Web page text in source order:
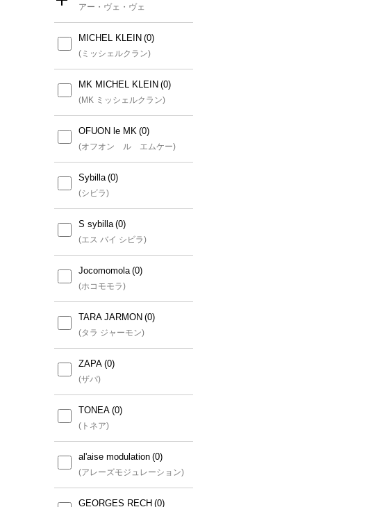
アー・ヴェ・ヴェ
すべて
a.v.v
(アー・ヴェ・ヴェ)
a.v.v MEN
(アー・ヴェ・ヴェ メン)
a.v.v KIDS
(アー・ヴェ・ヴェ キッズ)
a.v.v Elmi
(アー・ヴェ・ヴェ エルミ)
MICHEL KLEIN
(ミッシェルクラン)
MK MICHEL KLEIN
(MK ミッシェルクラン)
OFUON le MK
(オフオン ル エムケー)
Sybilla
(シビラ)
S sybilla
(エス バイ シビラ)
Jocomomola
(ホコモモラ)
TARA JARMON
(タラ ジャーモン)
ZAPA
(ザパ)
TONEA
(トネア)
al'aise modulation
(アレーズモジュレーション)
GEORGES RECH